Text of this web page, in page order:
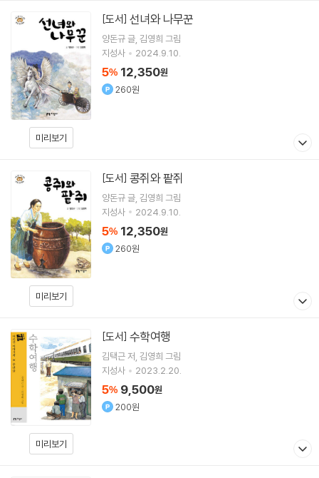
미리보기
[도서] 선녀와 나무꾼
양돈규글 김영희 그림
지성사
2024.9.10.
5% 12,350원
260원
미리보기
[도서] 콩쥐와 팥쥐
양돈규글 김영희 그림
지성사
2024.9.10.
5% 12,350원
260원
미리보기
[도서] 수학여행
김택근저 김영희 그림
지성사
2023.2.20.
5% 9,500원
200원